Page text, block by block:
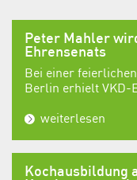
Peter Mahler
Ehrensenats
Bei einer
Berlin erhielt VKD-
weiterlesen
Kochausbildung